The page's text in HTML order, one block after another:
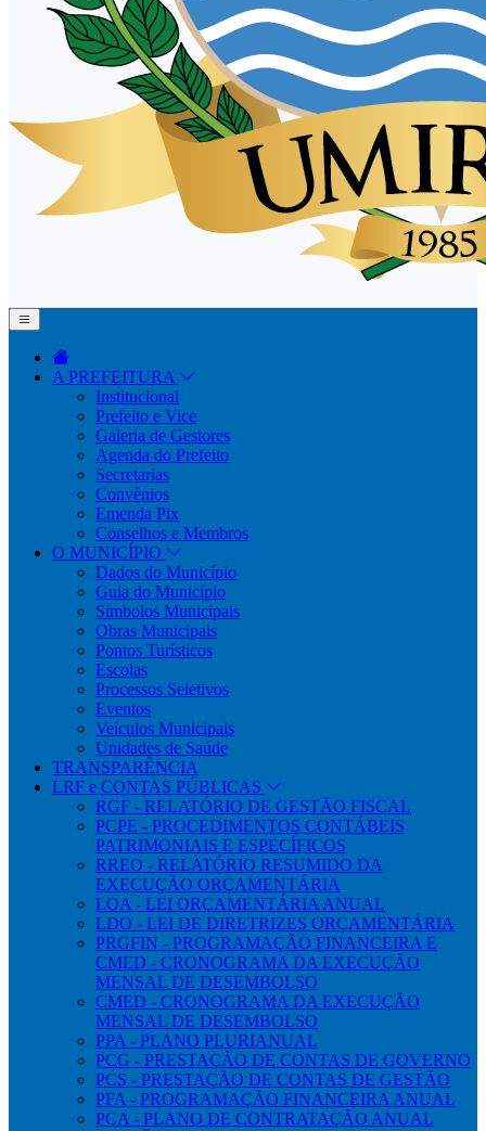
A PREFEITURA
Institucional
Prefeito e Vice
Galeria de Gestores
Agenda do Prefeito
Secretarias
Convênios
Emenda Pix
Conselhos e Membros
O MUNICÍPIO
Dados do Município
Guia do Município
Símbolos Municipais
Obras Municipais
Pontos Turísticos
Escolas
Processos Seletivos
Eventos
Veículos Municipais
Unidades de Saúde
TRANSPARÊNCIA
LRF e CONTAS PÚBLICAS
RGF - RELATÓRIO DE GESTÃO FISCAL
PCPE - PROCEDIMENTOS CONTÁBEIS
PATRIMONIAIS E ESPECÍFICOS
RREO - RELATÓRIO RESUMIDO DA
EXECUÇÃO ORÇAMENTÁRIA
LOA - LEI ORÇAMENTÁRIA ANUAL
LDO - LEI DE DIRETRIZES ORÇAMENTÁRIA
PRGFIN - PROGRAMAÇÃO FINANCEIRA E
CMED - CRONOGRAMA DA EXECUÇÃO
MENSAL DE DESEMBOLSO
CMED - CRONOGRAMA DA EXECUÇÃO
MENSAL DE DESEMBOLSO
PPA - PLANO PLURIANUAL
PCG - PRESTAÇÃO DE CONTAS DE GOVERNO
PCS - PRESTAÇÃO DE CONTAS DE GESTÃO
PFA - PROGRAMAÇÃO FINANCEIRA ANUAL
PCA - PLANO DE CONTRATAÇÃO ANUAL